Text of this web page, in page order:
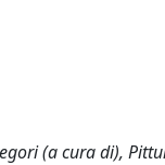
(a cura di),